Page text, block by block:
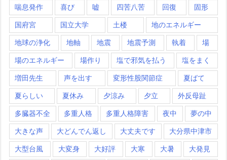
喘息発作 喜び 嘘 四苦八苦 回復 固形
国府宮 国立大学 土楼 地のエネルギー
地球の浄化 地軸 地震 地震予測 執着 場
場のエネルギー 場作り 塩で邪気を払う 塩をまく
増田先生 声を出す 変形性股関節症 夏ばて
夏らしい 夏休み 夕涼み 夕立 外反母趾
多臓器不全 多重人格 多重人格障害 夜中 夢の中
大きな声 大どんでん返し 大丈夫です 大分県中津市
大型台風 大変身 大好評 大寒 大暑 大発見